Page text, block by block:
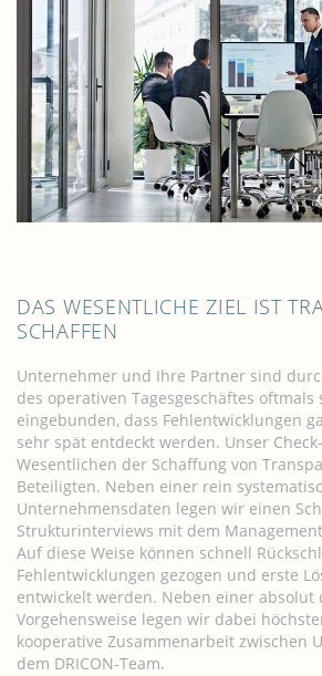
DAS WESENTLICHE ZIEL IST
SCHAFFEN
Unternehmer und Ihre Partner sind
des operativen Tagesgeschäftes oftmals
eingebunden, dass Fehlentwicklungen
sehr spät entdeckt werden. Unser
Wesentlichen der Schaffung von
Beteiligten. Neben einer rein
Unternehmensdaten legen wir einen
Strukturinterviews mit dem
Auf diese Weise können schnell
Fehlentwicklungen gezogen und erste
entwickelt werden. Neben einer absolut
Vorgehensweise legen wir dabei
kooperative Zusammenarbeit zwischen
dem DRICON-Team.